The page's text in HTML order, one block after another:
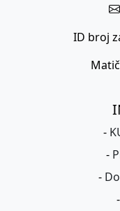
ID broj
-
-
-
-